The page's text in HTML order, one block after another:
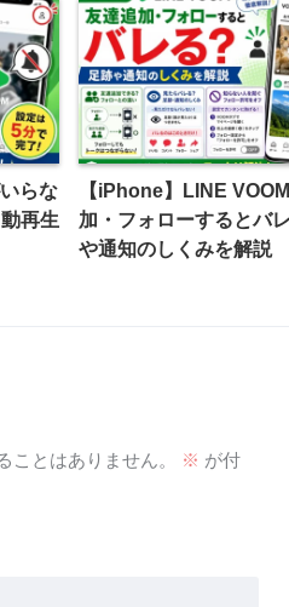
らな
再生
【iPhone】LINE
加・フォローするとバ
や通知のしくみを解説
ことはありません。 ※ が付